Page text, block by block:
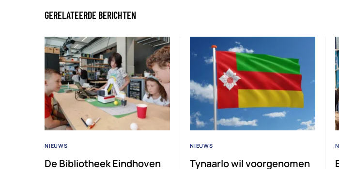
GERELATEERDE BERICHTEN
NIEUWS
De Bibliotheek Eindhoven
NIEUWS
Tynaarlo wil voorgenomen